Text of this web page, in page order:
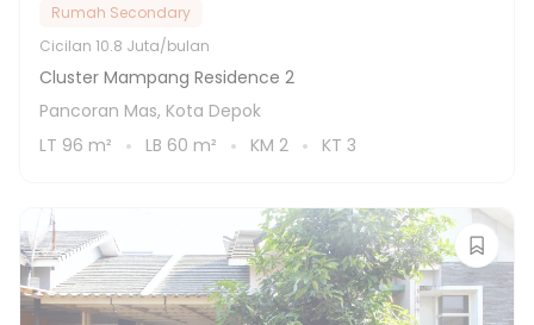
Rumah Secondary
Cicilan 10.8 Juta/bulan
Cluster Mampang Residence 2
Pancoran Mas, Kota Depok
LT 96 m² LB 60 m² KM 2 KT 3